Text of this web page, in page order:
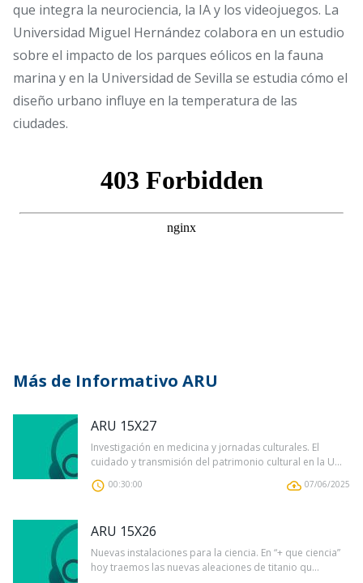
que integra la neurociencia, la IA y los videojuegos. La
Universidad Miguel Hernández colabora en un estudio
sobre el impacto de los parques eólicos en la fauna
marina y en la Universidad de Sevilla se estudia cómo el
diseño urbano influye en la temperatura de las
ciudades.
Más de Informativo ARU
ARU 15X27
Investigación en medicina y jornadas culturales. El
cuidado y transmisión del patrimonio cultural en la U...
00:30:00 07/06/2025
ARU 15X26
Nuevas instalaciones para la ciencia. En “+ que ciencia”
hoy traemos las nuevas aleaciones de titanio qu...